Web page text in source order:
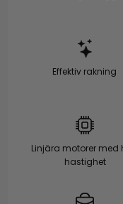
Effektiv rakning
Linjära motorer med
hastighet